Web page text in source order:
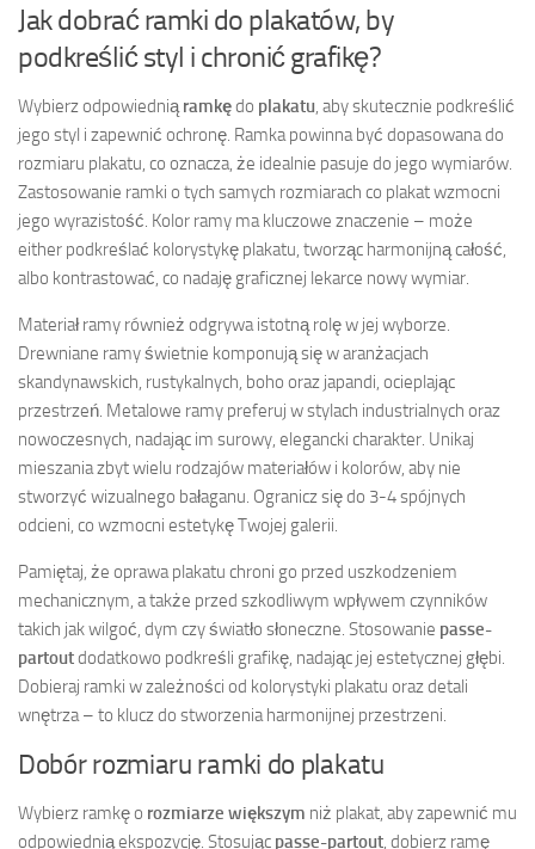
Jak dobrać ramki do plakatów, by
podkreślić styl i chronić grafikę?
Wybierz odpowiednią ramkędo plakatu , aby skutecznie podkreślić
jego styl i zapewnić ochronę. Ramka powinna być dopasowana do
rozmiaru plakatu, co oznacza, że idealnie pasuje do jego wymiarów.
Zastosowanie ramki o tych samych rozmiarach co plakat wzmocni
jego wyrazistość. Kolor ramy ma kluczowe znaczenie – może
either podkreślać kolorystykę plakatu, tworząc harmonijną całość,
albo kontrastować, co nadaję graficznej lekarce nowy wymiar.
Materiał ramy również odgrywa istotną rolę w jej wyborze.
Drewniane ramy świetnie komponują się w aranżacjach
skandynawskich, rustykalnych, boho oraz japandi, ocieplając
przestrzeń. Metalowe ramy preferuj w stylach industrialnych oraz
nowoczesnych, nadając im surowy, elegancki charakter. Unikaj
mieszania zbyt wielu rodzajów materiałów i kolorów, aby nie
stworzyć wizualnego bałaganu. Ogranicz się do 3-4 spójnych
odcieni, co wzmocni estetykę Twojej galerii.
Pamiętaj, że oprawa plakatu chroni go przed uszkodzeniem
mechanicznym, a także przed szkodliwym wpływem czynników
takich jak wilgoć, dym czy światło słoneczne. Stosowanie passe-
partoutdodatkowo podkreśli grafikę, nadając jej estetycznej głębi.
Dobieraj ramki w zależności od kolorystyki plakatu oraz detali
wnętrza – to klucz do stworzenia harmonijnej przestrzeni.
Dobór rozmiaru ramki do plakatu
Wybierz ramkę o rozmiarze większym niż plakat, aby zapewnić mu
odpowiednią ekspozycję. Stosując passe-partout , dobierz ramę